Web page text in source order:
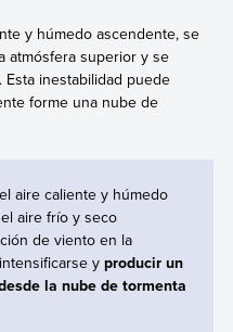
y húmedo ascendente, se
atmósfera superior y se
inestabilidad puede
forme una nube de
aire caliente y húmedo
aire frío y seco
de viento en la
y producir un
la nube de tormenta